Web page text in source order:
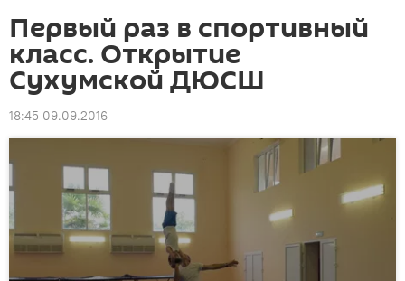
Первый раз в спортивный
класс. Открытие
Сухумской ДЮСШ
18:45 09.09.2016